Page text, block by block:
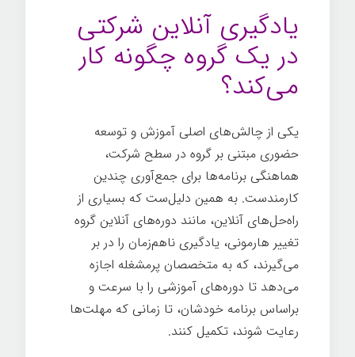
یادگیری آنلاین شرکتی
در یک گروه چگونه کار
می‌کند؟
یکی از چالش‌های اصلی آموزش و توسعه
حضوری مبتنی بر گروه در سطح شرکت،
هماهنگی برنامه‌ها برای جمع‌آوری چندین
کارمندست. به همین دلیل‌ست که بسیاری از
راه‌حل‌های آنلاین، مانند دوره‌های آنلاین گروه
تغییر هارمونی، یادگیری ناهم‌زمان را در بر
می‌گیرند، که به متخصصان پرمشغله اجازه
می‌دهد تا دوره‌های آموزشی را با سرعت و
براساس برنامه خودشان، تا زمانی که مهلت‌ها
رعایت شوند، تکمیل کنند.